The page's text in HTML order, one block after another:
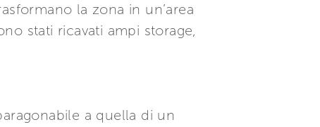
la zona in un’area
stati ricavati ampi storage,
a quella di un